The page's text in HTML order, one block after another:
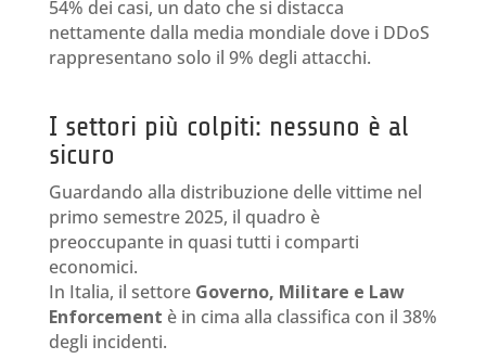
54% dei casi, un dato che si distacca
nettamente dalla media mondiale dove i DDoS
rappresentano solo il 9% degli attacchi.
I settori più colpiti: nessuno è al
sicuro
Guardando alla distribuzione delle vittime nel
primo semestre 2025, il quadro è
preoccupante in quasi tutti i comparti
economici.
In Italia, il settore Governo, Militare e Law
Enforcement è in cima alla classifica con il 38%
degli incidenti.